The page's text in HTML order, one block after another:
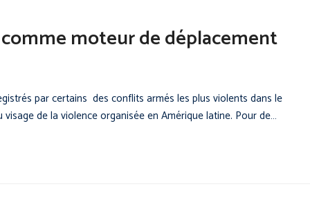
moteur de déplacement
par certains des conflits armés les plus violents dans le
de la violence organisée en Amérique latine. Pour de…